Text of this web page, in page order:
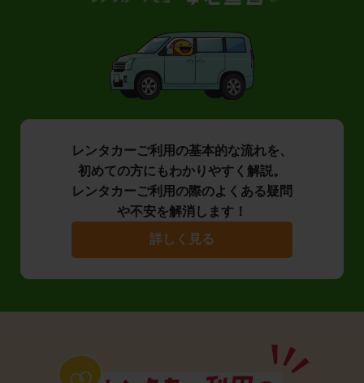
レンタカーご利用の基本的な流れを、
初めての方にもわかりやすく解説。
レンタカーご利用の際のよくある疑問
や不安を解消します！
詳しく見る